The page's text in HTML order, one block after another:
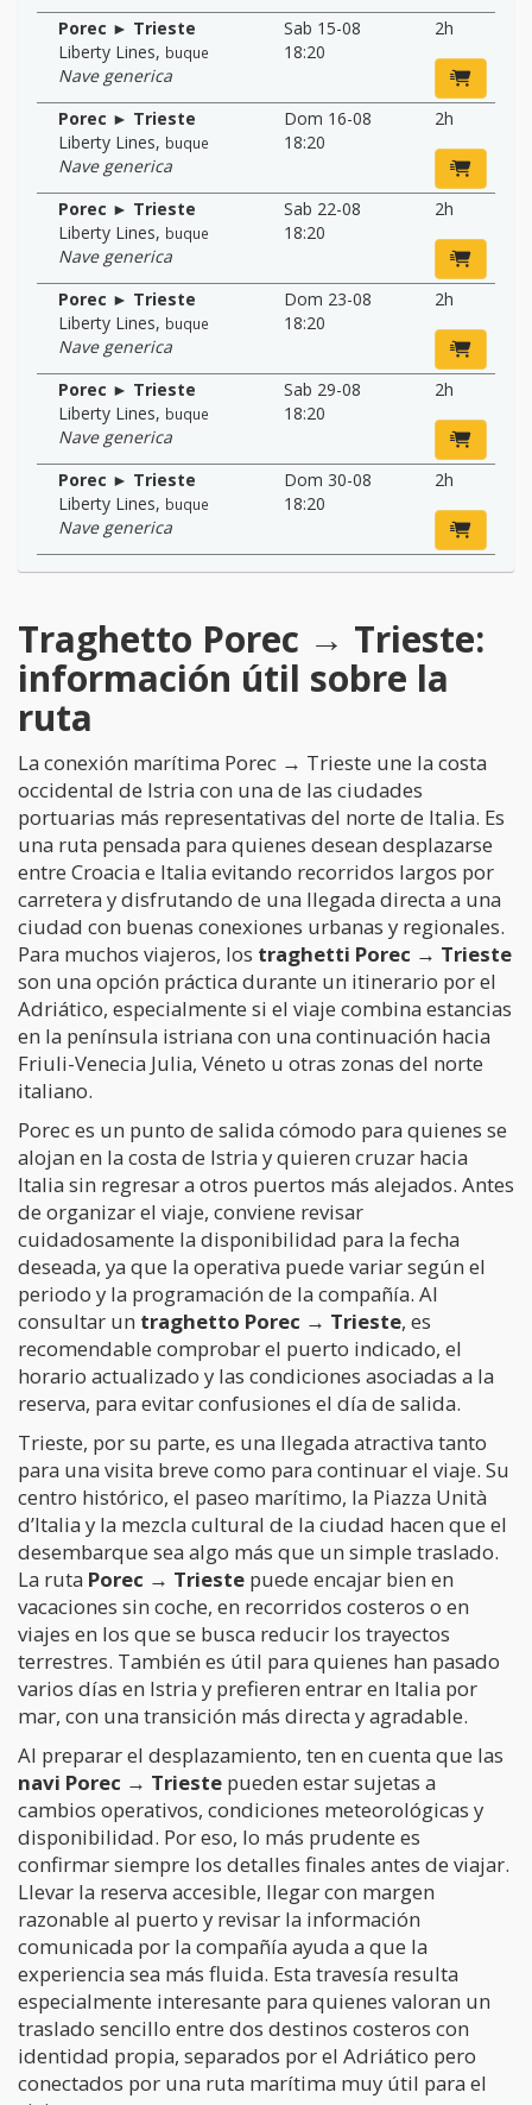
Porec ► Trieste
Liberty Lines, buque
Nave generica
Sab 15-08
18:20
2h
Porec ► Trieste
Liberty Lines, buque
Nave generica
Dom 16-08
18:20
2h
Porec ► Trieste
Liberty Lines, buque
Nave generica
Sab 22-08
18:20
2h
Porec ► Trieste
Liberty Lines, buque
Nave generica
Dom 23-08
18:20
2h
Porec ► Trieste
Liberty Lines, buque
Nave generica
Sab 29-08
18:20
2h
Porec ► Trieste
Liberty Lines, buque
Nave generica
Dom 30-08
18:20
2h
Traghetto Porec → Trieste:
información útil sobre la
ruta
La conexión marítima Porec → Trieste une la costa
occidental de Istria con una de las ciudades
portuarias más representativas del norte de Italia. Es
una ruta pensada para quienes desean desplazarse
entre Croacia e Italia evitando recorridos largos por
carretera y disfrutando de una llegada directa a una
ciudad con buenas conexiones urbanas y regionales.
Para muchos viajeros, los traghetti Porec → Trieste
son una opción práctica durante un itinerario por el
Adriático, especialmente si el viaje combina estancias
en la península istriana con una continuación hacia
Friuli-Venecia Julia, Véneto u otras zonas del norte
italiano.
Porec es un punto de salida cómodo para quienes se
alojan en la costa de Istria y quieren cruzar hacia
Italia sin regresar a otros puertos más alejados. Antes
de organizar el viaje, conviene revisar
cuidadosamente la disponibilidad para la fecha
deseada, ya que la operativa puede variar según el
periodo y la programación de la compañía. Al
consultar un traghetto Porec → Trieste, es
recomendable comprobar el puerto indicado, el
horario actualizado y las condiciones asociadas a la
reserva, para evitar confusiones el día de salida.
Trieste, por su parte, es una llegada atractiva tanto
para una visita breve como para continuar el viaje. Su
centro histórico, el paseo marítimo, la Piazza Unità
d’Italia y la mezcla cultural de la ciudad hacen que el
desembarque sea algo más que un simple traslado.
La ruta Porec → Trieste puede encajar bien en
vacaciones sin coche, en recorridos costeros o en
viajes en los que se busca reducir los trayectos
terrestres. También es útil para quienes han pasado
varios días en Istria y prefieren entrar en Italia por
mar, con una transición más directa y agradable.
Al preparar el desplazamiento, ten en cuenta que las
navi Porec → Trieste pueden estar sujetas a
cambios operativos, condiciones meteorológicas y
disponibilidad. Por eso, lo más prudente es
confirmar siempre los detalles finales antes de viajar.
Llevar la reserva accesible, llegar con margen
razonable al puerto y revisar la información
comunicada por la compañía ayuda a que la
experiencia sea más fluida. Esta travesía resulta
especialmente interesante para quienes valoran un
traslado sencillo entre dos destinos costeros con
identidad propia, separados por el Adriático pero
conectados por una ruta marítima muy útil para el